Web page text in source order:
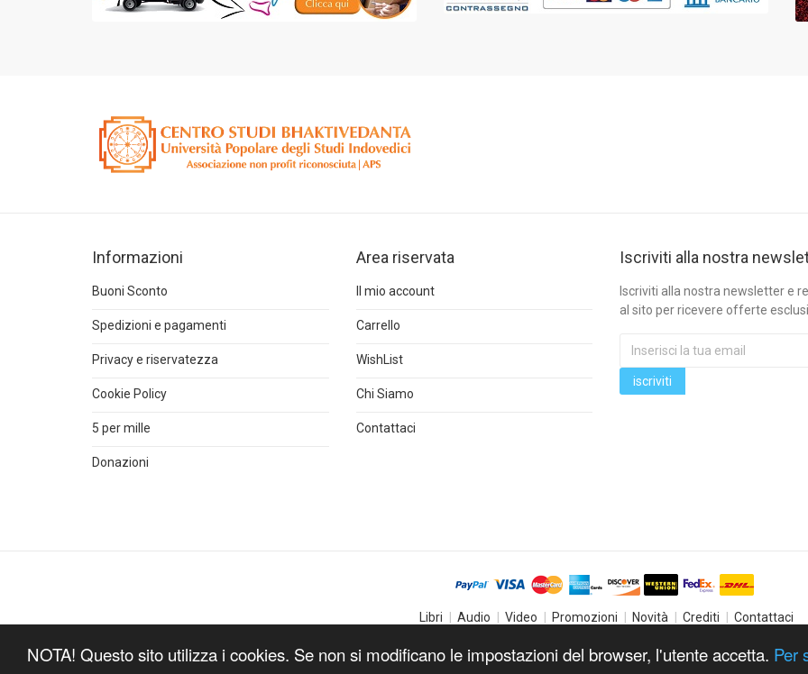
NOTA! Questo sito utilizza i cookies. Se non si modificano le impostazioni del browser, l'utente accetta. Per
Informazioni
Buoni Sconto
Spedizioni e pagamenti
Privacy e riservatezza
Cookie Policy
5 per mille
Donazioni
Area riservata
Il mio account
Carrello
WishList
Chi Siamo
Contattaci
Iscriviti alla nostra
Iscriviti alla nostra newsletter e
al sito per ricevere offerte
Libri Audio Video Promozioni Novità Crediti
Contattaci
CSB Store . All Rights Reserved.